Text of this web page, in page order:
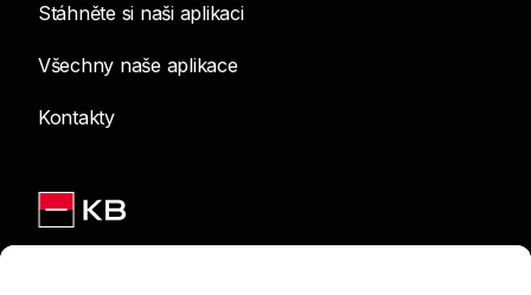
Stáhněte si naši aplikaci
Všechny naše aplikace
Kontakty